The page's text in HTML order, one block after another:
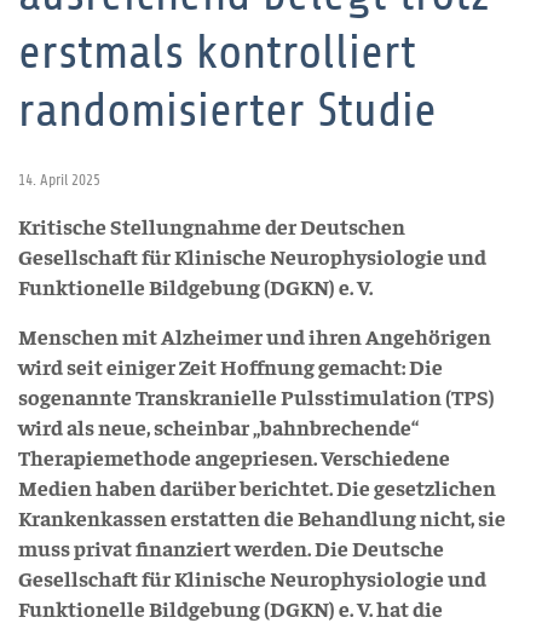
erstmals kontrolliert
randomisierter Studie
14. April 2025
Kritische Stellungnahme der Deutschen
Gesellschaft für Klinische Neurophysiologie und
Funktionelle Bildgebung (DGKN) e. V.
Menschen mit Alzheimer und ihren Angehörigen
wird seit einiger Zeit Hoffnung gemacht: Die
sogenannte Transkranielle Pulsstimulation (TPS)
wird als neue, scheinbar „bahnbrechende“
Therapiemethode angepriesen. Verschiedene
Medien haben darüber berichtet. Die gesetzlichen
Krankenkassen erstatten die Behandlung nicht, sie
muss privat finanziert werden. Die Deutsche
Gesellschaft für Klinische Neurophysiologie und
Funktionelle Bildgebung (DGKN) e. V. hat die